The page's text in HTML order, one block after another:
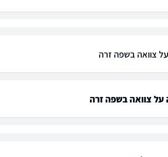
צוואה בשפה זרה
על צוואה בשפה זרה